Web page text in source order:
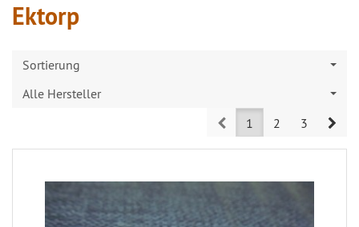
Ektorp
Sortierung
Alle Hersteller
Prev1 2 3